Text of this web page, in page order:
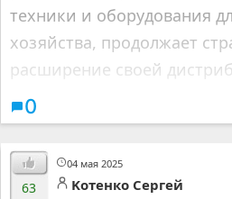
техники и оборудования
хозяйства, продолжает
расширение своей
0
04 мая 2025
63 Kотенко Cергей